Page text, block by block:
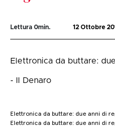
Lettura 0min. 12 Ottobre
Elettronica da buttare:
- Il Denaro
Elettronica da buttare: due anni di
Elettronica da buttare: due anni di